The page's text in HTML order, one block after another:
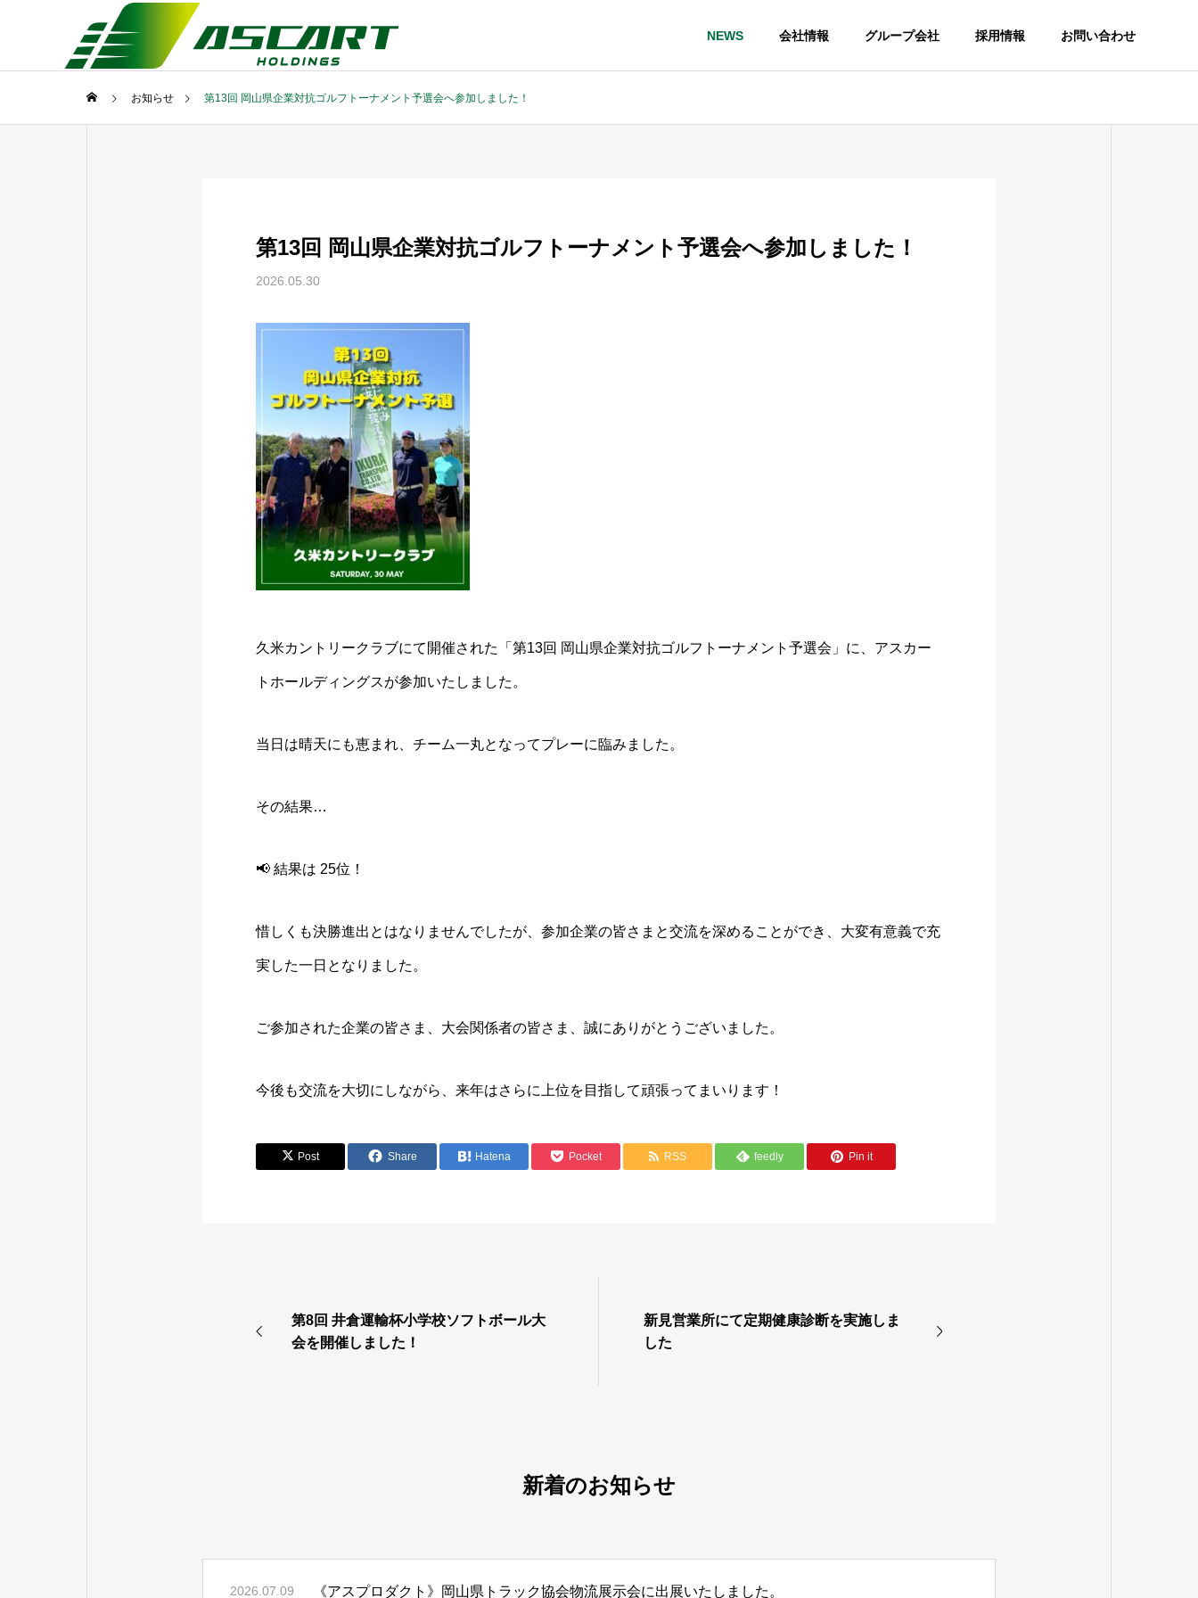
NEWS 会社情報 グループ会社 採用情報 お問い合わせ
お知らせ 第13回 岡山県企業対抗ゴルフトーナメント予選会へ参加しました！
第13回 岡山県企業対抗ゴルフトーナメント予選会へ参加しました！
2026.05.30
久米カントリークラブにて開催された「第13回 岡山県企業対抗ゴルフトーナメント予選会」に、アスカー
トホールディングスが参加いたしました。
当日は晴天にも恵まれ、チーム一丸となってプレーに臨みました。
その結果…
📢 結果は 25位！
惜しくも決勝進出とはなりませんでしたが、参加企業の皆さまと交流を深めることができ、大変有意義で充
実した一日となりました。
ご参加された企業の皆さま、大会関係者の皆さま、誠にありがとうございました。
今後も交流を大切にしながら、来年はさらに上位を目指して頑張ってまいります！
Post Share Hatena Pocket RSS feedly Pin it
第8回 井倉運輸杯小学校ソフトボール大
会を開催しました！
新見営業所にて定期健康診断を実施しま
した
新着のお知らせ
2026.07.09 《アスプロダクト》岡山県トラック協会物流展示会に出展いたしました。